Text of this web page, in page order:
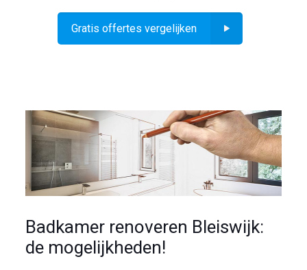
Gratis offertes vergelijken
Badkamer renoveren Bleiswijk:
de mogelijkheden!